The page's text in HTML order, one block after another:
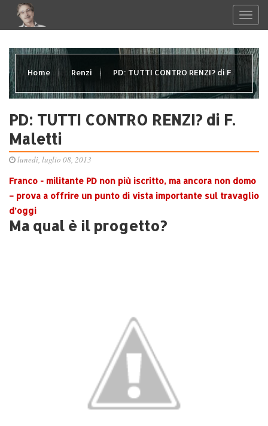
Home Renzi PD: TUTTI CONTRO RENZI? di F.
PD: TUTTI CONTRO RENZI? di F.
Maletti
lunedì, luglio 08, 2013
Franco - militante PD non più iscritto, ma ancora non domo
– prova a offrire un punto di vista importante sul travaglio
d’oggi
Ma qual è il progetto?